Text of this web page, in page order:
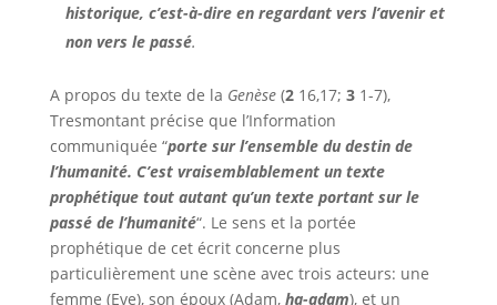
historique, c’est-à-dire en regardant vers l’avenir et
non vers le passé.
A propos du texte de la Genèse(216,17; 31-7),
Tresmontant précise que l’Information
communiquée “porte sur l’ensemble du destin de
l’humanité. C’est vraisemblablement un texte
prophétique tout autant qu’un texte portant sur le
passé de l’humanité“. Le sens et la portée
prophétique de cet écrit concerne plus
particulièrement une scène avec trois acteurs: une
femme (Eve), son époux (Adam, ha-adam), et un